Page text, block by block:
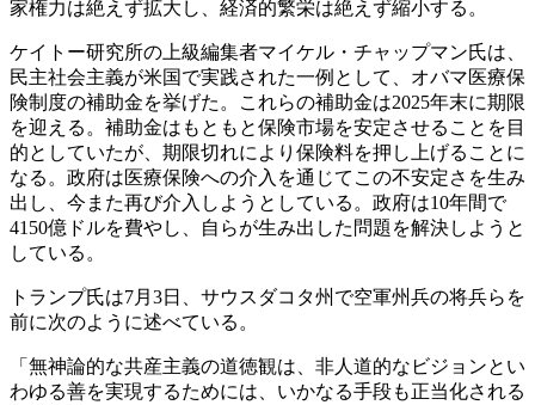
家権力は絶えず拡大し、経済的繁栄は絶えず縮小する。
ケイトー研究所の上級編集者マイケル・チャップマン氏は、
民主社会主義が米国で実践された一例として、オバマ医療保
険制度の補助金を挙げた。これらの補助金は2025年末に期限
を迎える。補助金はもともと保険市場を安定させることを目
的としていたが、期限切れにより保険料を押し上げることに
なる。政府は医療保険への介入を通じてこの不安定さを生み
出し、今また再び介入しようとしている。政府は10年間で
4150億ドルを費やし、自らが生み出した問題を解決しようと
している。
トランプ氏は7月3日、サウスダコタ州で空軍州兵の将兵らを
前に次のように述べている。
「無神論的な共産主義の道徳観は、非人道的なビジョンとい
わゆる善を実現するためには、いかなる手段も正当化される